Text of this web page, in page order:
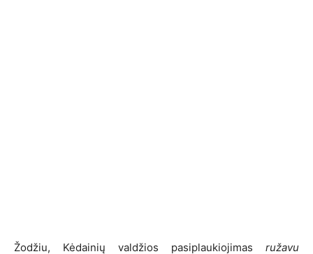
Žodžiu, Kėdainių valdžios pasiplaukiojimas ružavu